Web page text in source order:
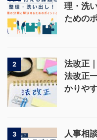
理・洗
ための
2
法改正
法改正
かりや
3
人事相